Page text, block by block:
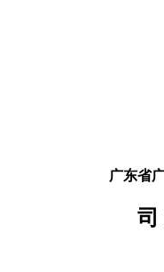
广东省
司